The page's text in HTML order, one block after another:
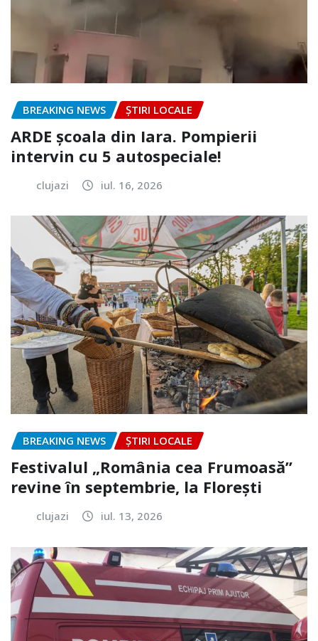
BREAKING NEWS ȘTIRI LOCALE
ARDE școala din Iara. Pompierii
intervin cu 5 autospeciale!
clujazi iul. 16, 2026
BREAKING NEWS ȘTIRI LOCALE
Festivalul „România cea Frumoasă”
revine în septembrie, la Florești
clujazi iul. 13, 2026